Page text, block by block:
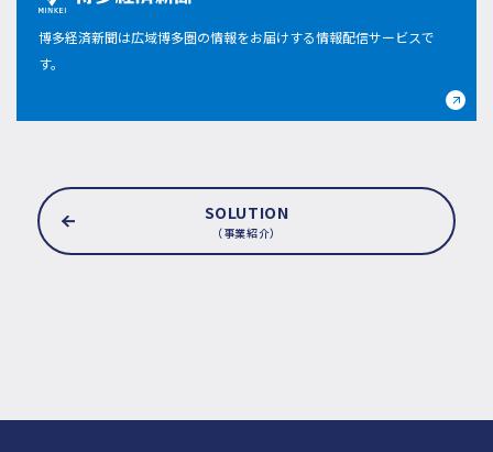
博多経済新聞は広域博多圏の情報をお届けする情報配信サービスで
す。
SOLUTION
（事業紹介）